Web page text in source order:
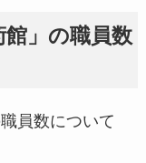
」の職員数
員数について